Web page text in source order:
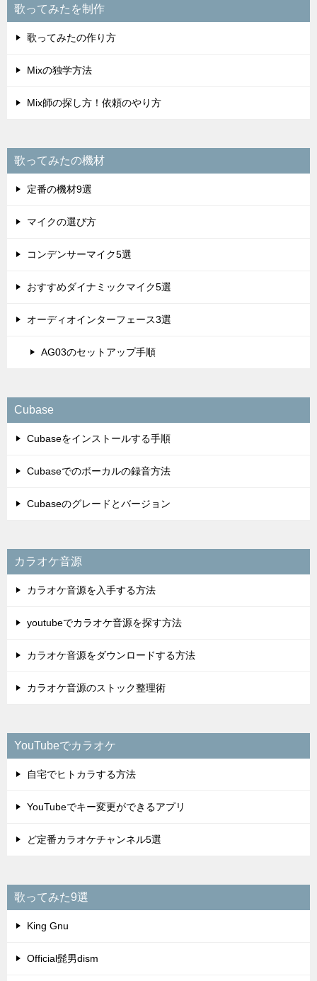
歌ってみたを制作
歌ってみたの作り方
Mixの独学方法
Mix師の探し方！依頼のやり方
歌ってみたの機材
定番の機材9選
マイクの選び方
コンデンサーマイク5選
おすすめダイナミックマイク5選
オーディオインターフェース3選
AG03のセットアップ手順
Cubase
Cubaseをインストールする手順
Cubaseでのボーカルの録音方法
Cubaseのグレードとバージョン
カラオケ音源
カラオケ音源を入手する方法
youtubeでカラオケ音源を探す方法
カラオケ音源をダウンロードする方法
カラオケ音源のストック整理術
YouTubeでカラオケ
自宅でヒトカラする方法
YouTubeでキー変更ができるアプリ
ど定番カラオケチャンネル5選
歌ってみた9選
King Gnu
Official髭男dism